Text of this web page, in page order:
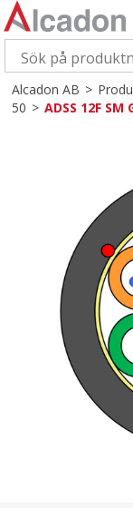
Alcadon AB>
50>ADSS 12F